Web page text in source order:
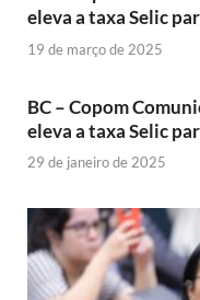
eleva a taxa Selic
19 de março de 2025
BC – Copom
eleva a taxa Selic
29 de janeiro de 2025